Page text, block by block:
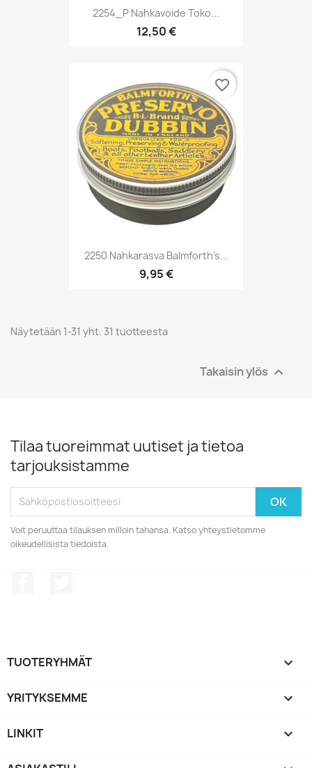
2254_P Nahkavoide Toko...
12,50 €
2250 Nahkarasva Balmforth's...
9,95 €
favorite_border
Näytetään 1-31 yht. 31 tuotteesta
Takaisin ylös 
Tilaa tuoreimmat uutiset ja tietoa
tarjouksistamme
Voit peruuttaa tilauksen milloin tahansa. Katso yhteystietomme
oikeudellisista tiedoista.
TUOTERYHMÄT 
YRITYKSEMME 
LINKIT 